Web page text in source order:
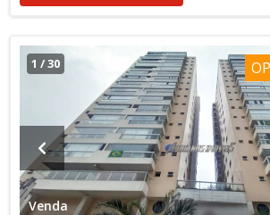
1 /30
Venda